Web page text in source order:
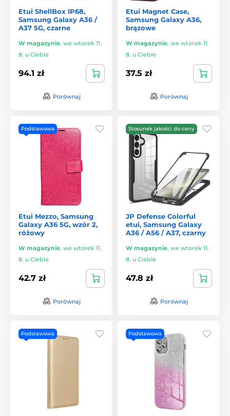
Etui ShellBox IP68,
Samsung Galaxy A36 /
A37 5G, czarne
W magazynie, we wtorek 11.
8. u Ciebie
94.1 zł
Porównaj
Etui Magnet Case,
Samsung Galaxy A36,
brązowe
W magazynie, we wtorek 11.
8. u Ciebie
37.5 zł
Porównaj
Podstawowa
Etui Mezzo, Samsung
Galaxy A36 5G, wzór 2,
różowy
W magazynie, we wtorek 11.
8. u Ciebie
42.7 zł
Porównaj
Stosunek jakości do ceny
JP Defense Colorful
etui, Samsung Galaxy
A36 / A56 / A37, czarny
W magazynie, we wtorek 11.
8. u Ciebie
47.8 zł
Porównaj
Podstawowa Podstawowa